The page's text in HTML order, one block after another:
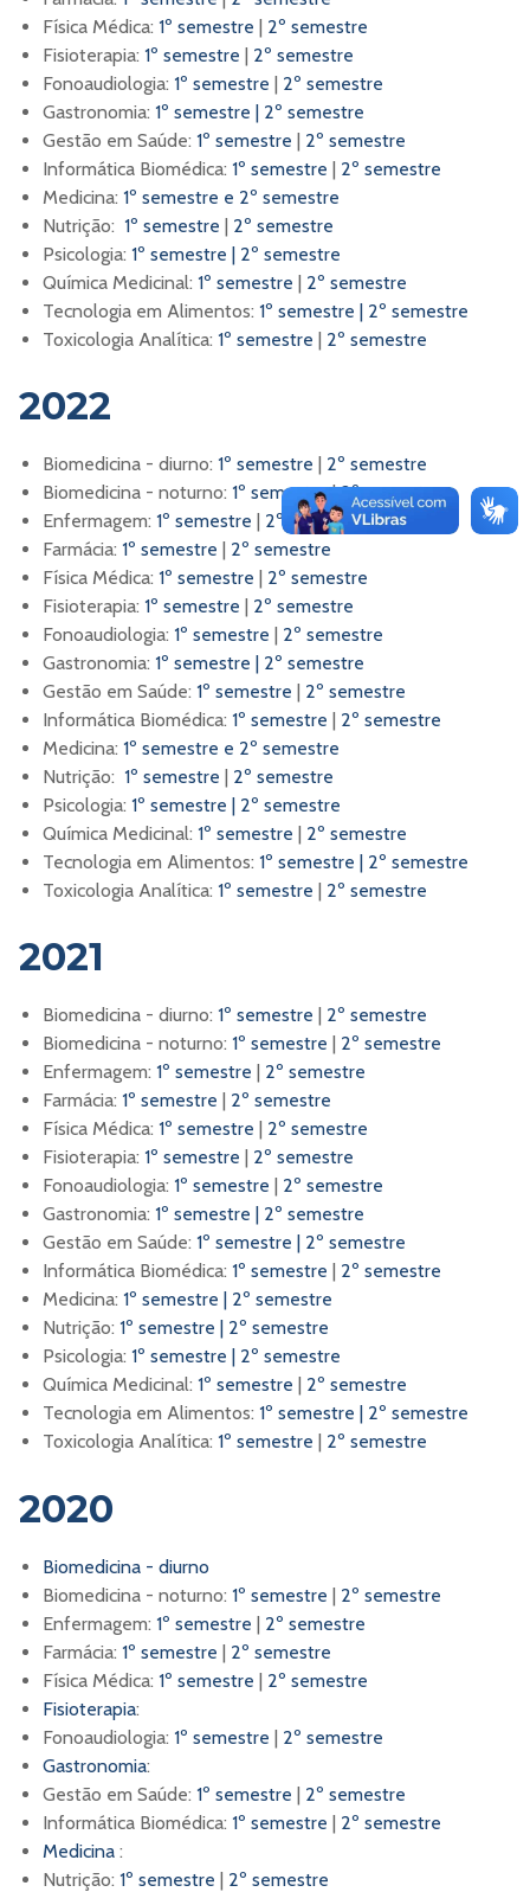
Física Médica: 1º semestre | 2º semestre
Fisioterapia: 1º semestre | 2º semestre
Fonoaudiologia: 1º semestre | 2º semestre
Gastronomia: 1º semestre | 2º semestre
Gestão em Saúde: 1º semestre | 2º semestre
Informática Biomédica: 1º semestre | 2º semestre
Medicina: 1º semestre e 2º semestre
Nutrição: 1º semestre | 2º semestre
Psicologia: 1º semestre | 2º semestre
Química Medicinal: 1º semestre | 2º semestre
Tecnologia em Alimentos: 1º semestre | 2º semestre
Toxicologia Analítica: 1º semestre | 2º semestre
2022
Biomedicina - diurno: 1º semestre | 2º semestre
Biomedicina - noturno: 1º semestre|2º semestre
Enfermagem: 1º semestre | 2º semestre
Farmácia: 1º semestre | 2º semestre
Física Médica: 1º semestre | 2º semestre
Fisioterapia: 1º semestre | 2º semestre
Fonoaudiologia: 1º semestre | 2º semestre
Gastronomia: 1º semestre | 2º semestre
Gestão em Saúde: 1º semestre | 2º semestre
Informática Biomédica: 1º semestre | 2º semestre
Medicina: 1º semestre e 2º semestre
Nutrição: 1º semestre | 2º semestre
Psicologia: 1º semestre | 2º semestre
Química Medicinal: 1º semestre | 2º semestre
Tecnologia em Alimentos: 1º semestre | 2º semestre
Toxicologia Analítica: 1º semestre | 2º semestre
2021
Biomedicina - diurno: 1º semestre
2º semestre
Biomedicina - noturno: 1º semestre
2º semestre
Enfermagem: 1º semestre
2º semestre
Farmácia: 1º semestre
2º semestre
Física Médica: 1º semestre
2º semestre
Fisioterapia: 1º semestre
2º semestre
Fonoaudiologia: 1º semestre
2º semestre
Gastronomia: 1º semestre
2º semestre
Gestão em Saúde: 1º semestre
2º semestre
Informática Biomédica: 1º semestre
2º semestre
Medicina: 1º semestre | 2º semestre
Nutrição: 1º semestre
2º semestre
Psicologia: 1º semestre
2º semestre
Química Medicinal: 1º semestre
2º semestre
Tecnologia em Alimentos: 1º semestre
2º semestre
Toxicologia Analítica: 1º semestre 2º semestre
2020
Biomedicina - diurno
Biomedicina - noturno: 1º semestre | 2º semestre
Enfermagem: 1º semestre | 2º semestre
Farmácia: 1º semestre | 2º semestre
Física Médica: 1º semestre | 2º semestre
Fisioterapia:
Fonoaudiologia: 1º semestre | 2º semestre
Gastronomia:
Gestão em Saúde: 1º semestre | 2º semestre
Informática Biomédica: 1º semestre | 2º semestre
Medicina :
Nutrição: 1º semestre | 2º semestre